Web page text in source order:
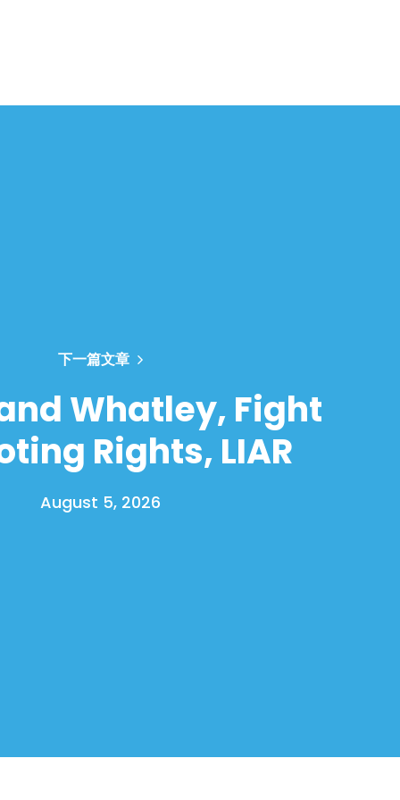
下一篇文章
Whatley, Fight
Rights, LIAR
August 5, 2026